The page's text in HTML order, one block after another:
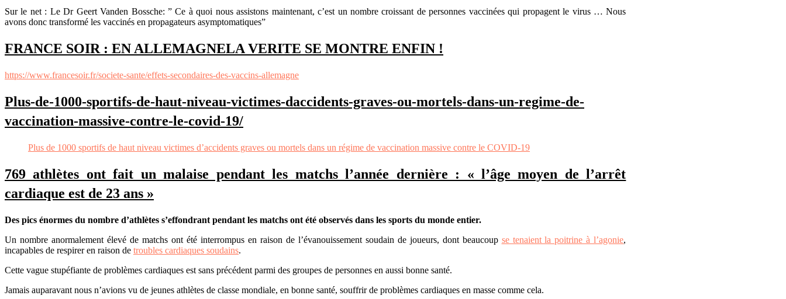
Sur le net : Le Dr Geert Vanden Bossche: ” Ce à quoi nous assistons maintenant, c’est un nombre croissant de personnes vaccinées qui propagent le virus … Nous
avons donc transformé les vaccinés en propagateurs asymptomatiques”
FRANCE SOIR : EN ALLEMAGNELA VERITE SE MONTRE ENFIN !
https://www.francesoir.fr/societe-sante/effets-secondaires-des-vaccins-allemagne
Plus-de-1000-sportifs-de-haut-niveau-victimes-daccidents-graves-ou-mortels-dans-un-regime-de-
vaccination-massive-contre-le-covid-19/
Plus de 1000 sportifs de haut niveau victimes d’accidents graves ou mortels dans un régime de vaccination massive contre le COVID-19
769 athlètes ont fait un malaise pendant les matchs l’année dernière : « l’âge moyen de l’arrêt
cardiaque est de 23 ans »
Des pics énormes du nombre d’athlètes s’effondrant pendant les matchs ont été observés dans les sports du monde entier.
Un nombre anormalement élevé de matchs ont été interrompus en raison de l’évanouissement soudain de joueurs, dont beaucoup se tenaient la poitrine à l’agonie,
incapables de respirer en raison de troubles cardiaques soudains.
Cette vague stupéfiante de problèmes cardiaques est sans précédent parmi des groupes de personnes en aussi bonne santé.
Jamais auparavant nous n’avions vu de jeunes athlètes de classe mondiale, en bonne santé, souffrir de problèmes cardiaques en masse comme cela.